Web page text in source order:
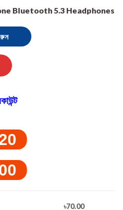
Bluetooth 5.3 Headphones
quantity
৳70.00